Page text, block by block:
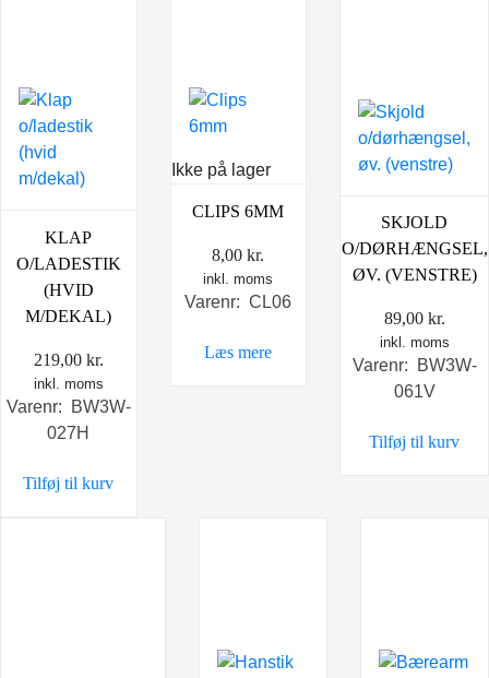
KLAP
O/LADESTIK
(HVID
M/DEKAL)
219,00 kr.
inkl. moms
Varenr: BW3W-
027H
Tilføj til kurv
Ikke på lager
CLIPS 6MM
8,00kr.
inkl. moms
Varenr: CL06
Læs mere
SKJOLD
O/DØRHÆNGSEL,
ØV. (VENSTRE)
89,00 kr.
inkl. moms
Varenr: BW3W-
061V
Tilføj til kurv